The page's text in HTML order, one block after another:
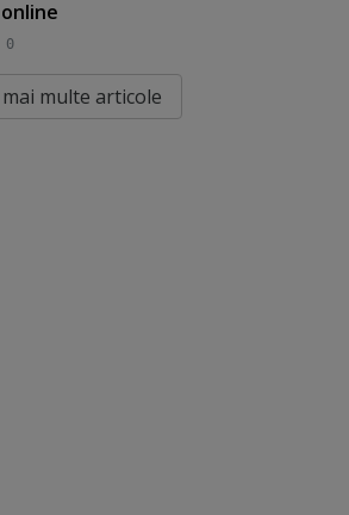
0
mai multe articole